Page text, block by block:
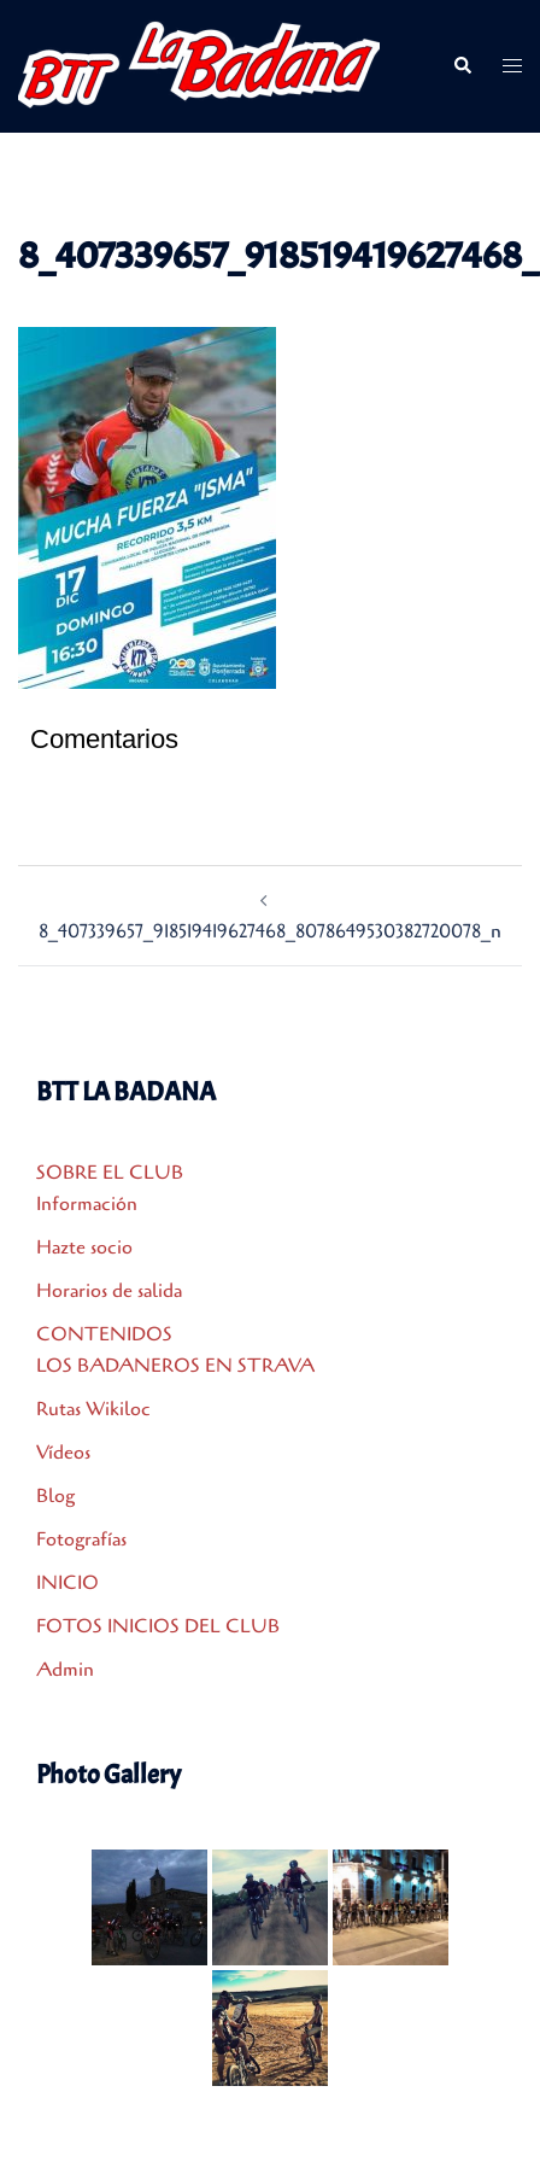
contenido
Buscar
Comentarios
de
entradas
8_407339657_918519419627468_8078649530382720078_n
BTT LA BADANA
SOBRE EL CLUB
Información
Hazte socio
Horarios de salida
CONTENIDOS
LOS BADANEROS EN STRAVA
Rutas Wikiloc
Vídeos
Blog
Fotografías
INICIO
FOTOS INICIOS DEL CLUB
Admin
Photo Gallery